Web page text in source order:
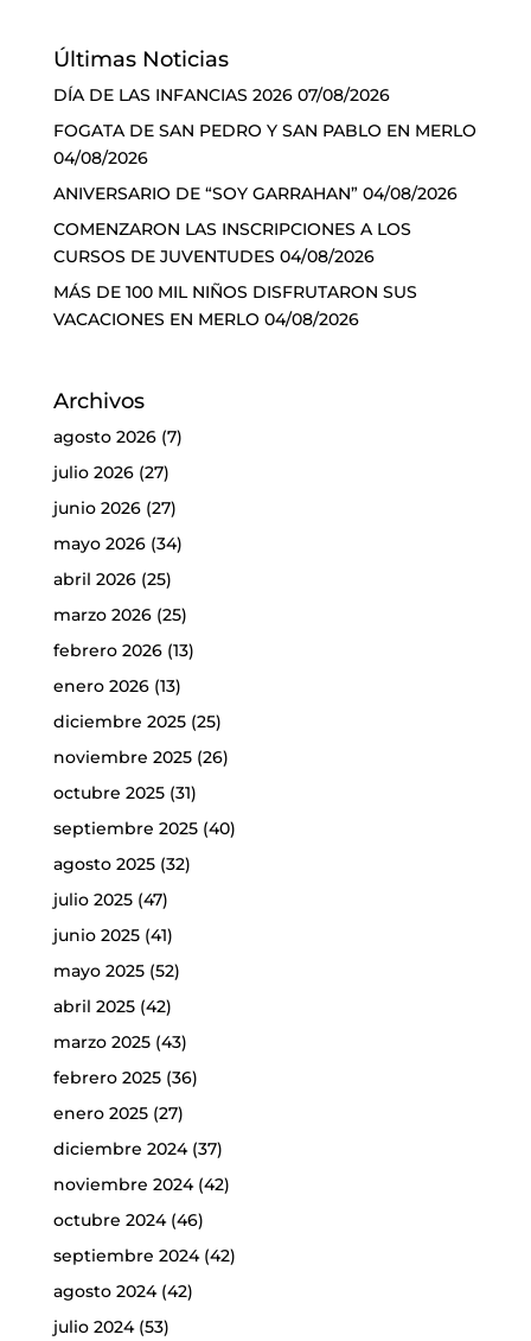
Últimas Noticias
DÍA DE LAS INFANCIAS 2026 07/08/2026
FOGATA DE SAN PEDRO Y SAN PABLO EN MERLO
04/08/2026
ANIVERSARIO DE “SOY GARRAHAN” 04/08/2026
COMENZARON LAS INSCRIPCIONES A LOS
CURSOS DE JUVENTUDES 04/08/2026
MÁS DE 100 MIL NIÑOS DISFRUTARON SUS
VACACIONES EN MERLO 04/08/2026
Archivos
agosto 2026(7)
julio 2026(27)
junio 2026(27)
mayo 2026(34)
abril 2026(25)
marzo 2026(25)
febrero 2026(13)
enero 2026(13)
diciembre 2025(25)
noviembre 2025(26)
octubre 2025(31)
septiembre 2025(40)
agosto 2025(32)
julio 2025(47)
junio 2025(41)
mayo 2025(52)
abril 2025(42)
marzo 2025(43)
febrero 2025(36)
enero 2025(27)
diciembre 2024(37)
noviembre 2024(42)
octubre 2024(46)
septiembre 2024(42)
agosto 2024(42)
julio 2024(53)